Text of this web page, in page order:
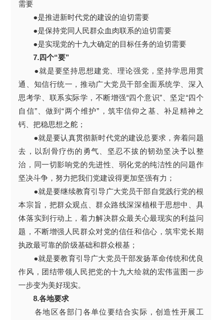
需要
●是推进新时代党的建设的迫切需要
●是保持党同人民群众血肉联系的迫切需要
●是实现党的十九大确定的目标任务的迫切需要
7.四个“要”
●就是要坚持思想建党、理论强党，坚持学思用贯
通、知信行统一，推动广大党员干部全面系统学、深入
思考学、联系实际学，不断增强“四个意识”、坚定“四个
自信”、做到“两个维护”，筑牢信仰之基、补足精神之
钙、把稳思想之舵；
●就是要认真贯彻新时代党的建设总要求，奔着问题
去，以刮骨疗伤的勇气、坚忍不拔的韧劲坚决予以整
治，同一切影响党的先进性、弱化党的纯洁性的问题作
坚决斗争，努力把我们党建设得更加坚强有力；
●就是要继续教育引导广大党员干部自觉践行党的根
本宗旨，把群众观点、群众路线深深植根于思想中、具
体落实到行动上，着力解决群众最关心最现实的利益问
题，不断增强人民群众对党的信任和信心，筑牢党长期
执政最可靠的阶级基础和群众根基；
●就是要教育引导广大党员干部发扬革命传统和优良
作风，团结带领人民把党的十九大绘就的宏伟蓝图一步
一步变为美好现实。
8.各地要求
各地区各部门各单位要结合实际，创造性开展工